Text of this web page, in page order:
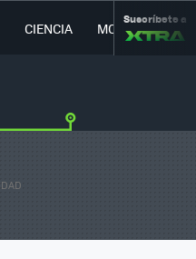
CIENCIA MOVILIDAD
Suscríbete a